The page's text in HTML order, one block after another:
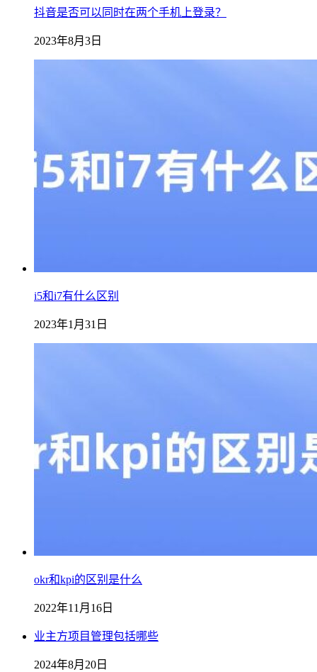
抖音是否可以同时在两个手机上登录？
2023年8月3日
i5和i7有什么区别
2023年1月31日
okr和kpi的区别是什么
2022年11月16日
业主方项目管理包括哪些
2024年8月20日